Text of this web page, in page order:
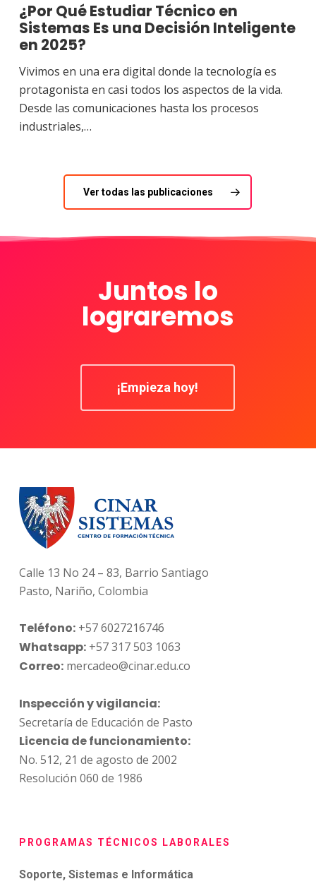
¿Por Qué Estudiar Técnico en
Sistemas Es una Decisión Inteligente
en 2025?
Vivimos en una era digital donde la tecnología es
protagonista en casi todos los aspectos de la vida.
Desde las comunicaciones hasta los procesos
industriales,…
Ver todas las publicaciones
Juntos lo
lograremos
¡Empieza hoy!
Calle 13 No 24 – 83, Barrio Santiago
Pasto, Nariño, Colombia
Teléfono:+57 6027216746
Whatsapp:+57 317 503 1063
Correo:mercadeo@cinar.edu.co
Inspección y vigilancia:
Secretaría de Educación de Pasto
Licencia de funcionamiento:
No. 512, 21 de agosto de 2002
Resolución 060 de 1986
PROGRAMAS TÉCNICOS LABORALES
Soporte, Sistemas e Informática